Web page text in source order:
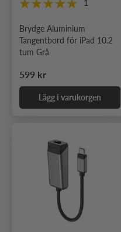
1
Brydge Aluminium
Tangentbord för iPad 10.2
tum Grå
Ordinarie pris
599 kr
Lägg i varukorgen